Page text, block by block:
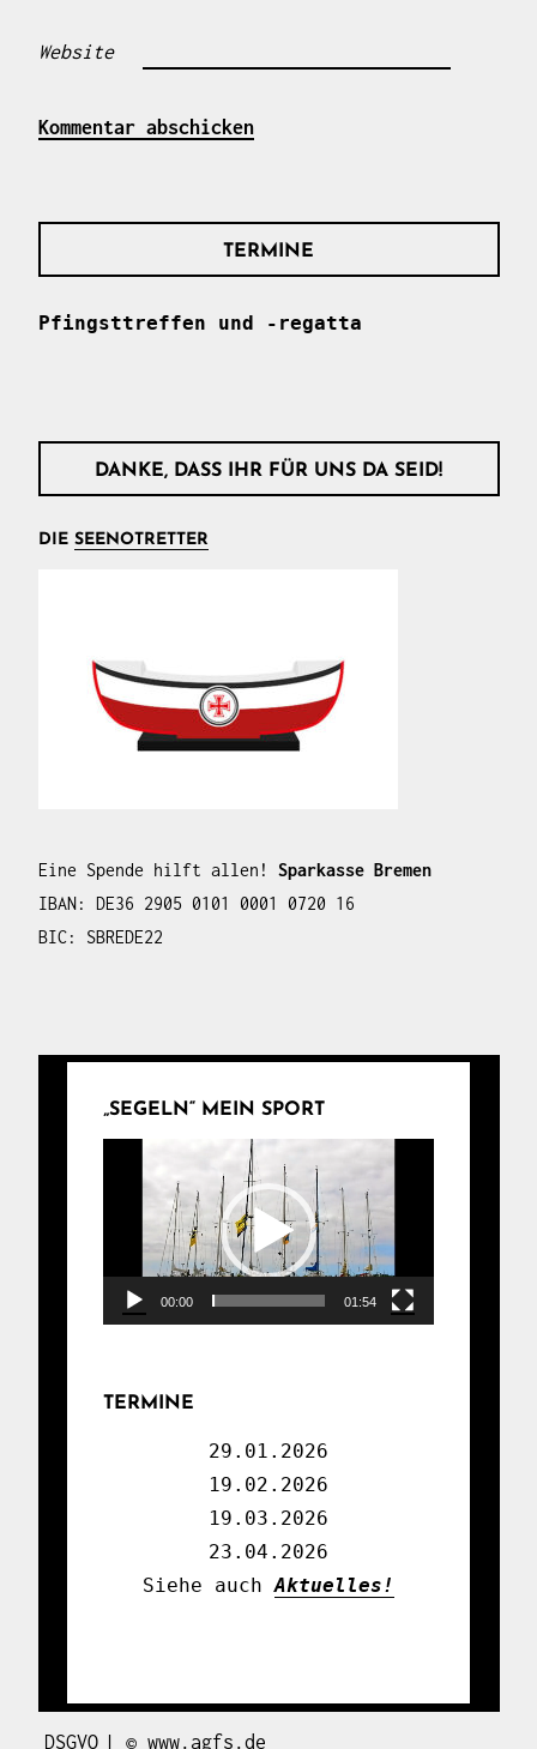
Website
TERMINE
Pfingsttreffen und -regatta
DANKE, DASS IHR FÜR UNS DA SEID!
DIE SEENOTRETTER
Eine Spende hilft allen!
Sparkasse Bremen
IBAN: DE36 2905 0101 0001 0720 16
BIC: SBREDE22
„SEGELN“ MEIN SPORT
00:00 01:54
TERMINE
29.01.2026
19.02.2026
19.03.2026
23.04.2026
Siehe auch Aktuelles!
DSGVO | © www.agfs.de